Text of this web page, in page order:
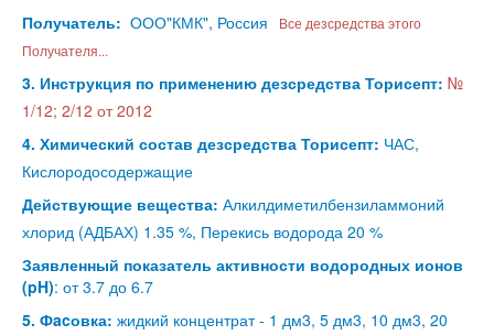
Получатель: ООО"КМК", Россия
Все дезсредства этого
Получателя...
3. Инструкция по применению дезсредства Торисепт: №
1/12; 2/12 от 2012
4. Химический состав дезсредства Торисепт: ЧАС,
Кислородосодержащие
Действующие вещества: Алкилдиметилбензиламмоний
хлорид (АДБАХ) 1.35 %, Перекись водорода 20 %
Заявленный показатель активности водородных ионов
(pH): от 3.7 до 6.7
5. Фacовка: жидкий концентрат - 1 дм3, 5 дм3, 10 дм3, 20